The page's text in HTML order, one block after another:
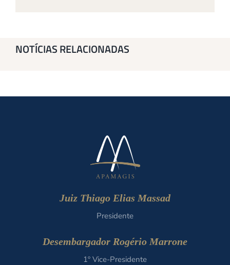
NOTÍCIAS RELACIONADAS
Juiz Thiago Elias Massad
Presidente
Desembargador Rogério Marrone
1º Vice-Presidente